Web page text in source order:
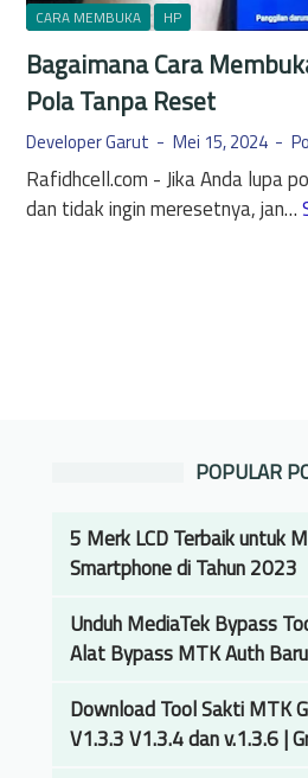
CARA MEMBUKA HP
Bagaimana Cara
Pola Tanpa Reset
Developer Garut Mei 15, 2024
Rafidhcell.com - Jika Anda lupa
dan tidak ingin meresetnya, jan…
POPULAR
5 Merk LCD Terbaik untuk
Smartphone di Tahun 2023
Unduh MediaTek Bypass
Alat Bypass MTK Auth
Download Tool Sakti MTK
V1.3.3 V1.3.4 dan v.1.3.6 |